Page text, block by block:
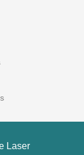
Laser